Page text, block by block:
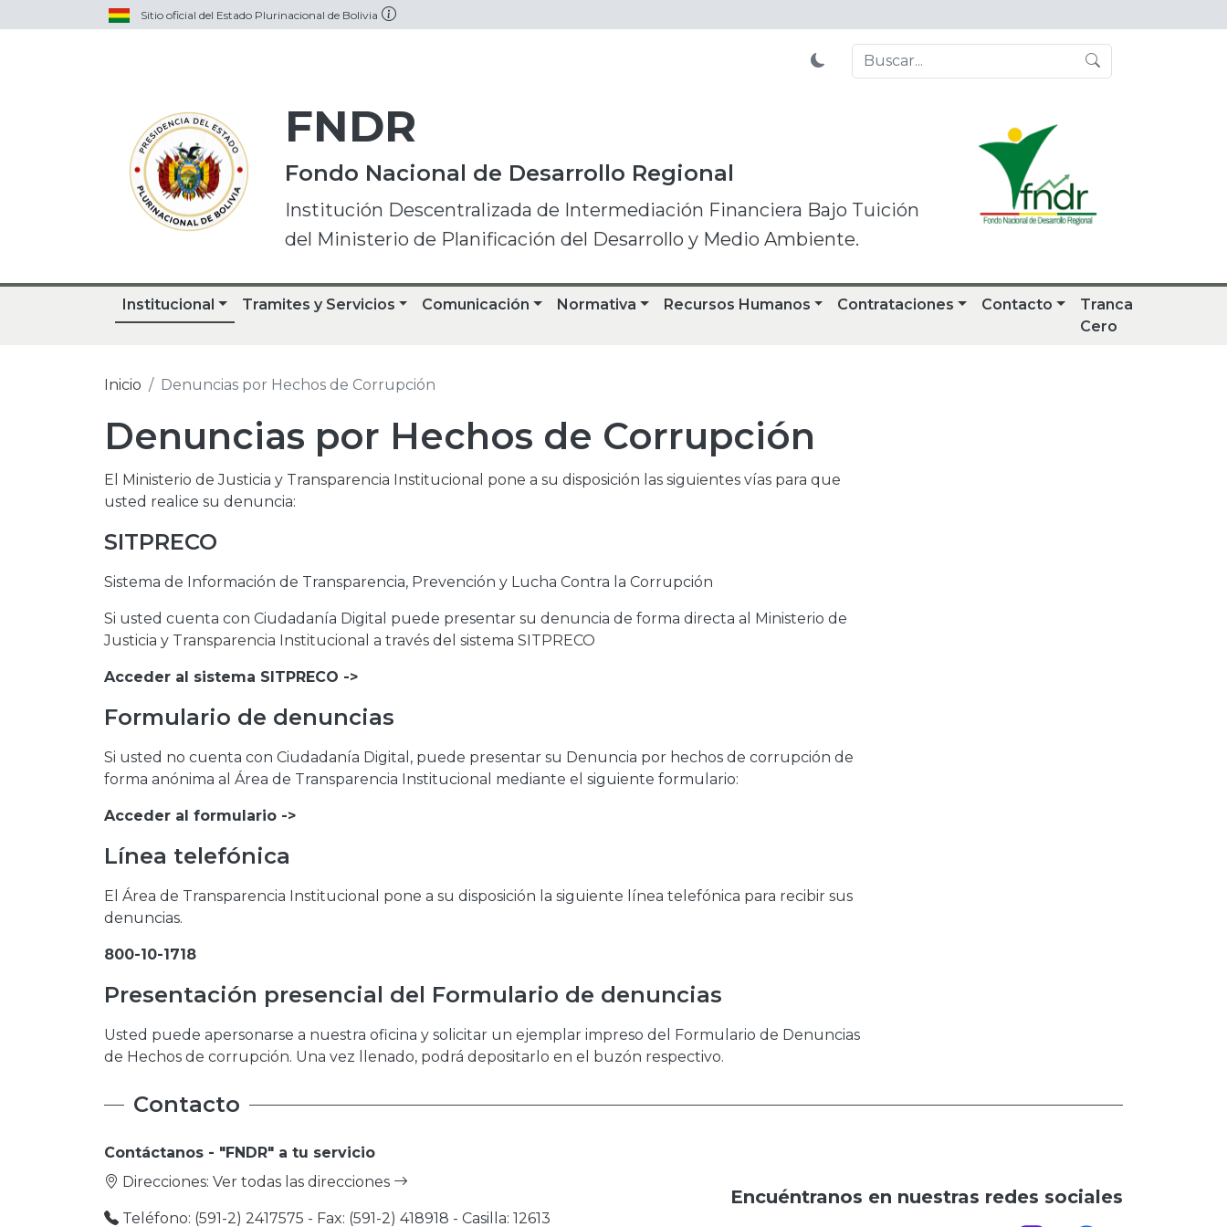
Sitio oficial del Estado Plurinacional de Bolivia
FNDR
Fondo Nacional de Desarrollo Regional
Institución Descentralizada de Intermediación Financiera Bajo Tuición
del Ministerio de Planificación del Desarrollo y Medio Ambiente.
Institucional Tramites y Servicios Comunicación Normativa Recursos Humanos Contrataciones Contacto
Tranca
Cero
Inicio Denuncias por Hechos de Corrupción
Denuncias por Hechos de Corrupción
El Ministerio de Justicia y Transparencia Institucional pone a su disposición las siguientes vías para que
usted realice su denuncia:
SITPRECO
Sistema de Información de Transparencia, Prevención y Lucha Contra la Corrupción
Si usted cuenta con Ciudadanía Digital puede presentar su denuncia de forma directa al Ministerio de
Justicia y Transparencia Institucional a través del sistema SITPRECO
Acceder al sistema SITPRECO ->
Formulario de denuncias
Si usted no cuenta con Ciudadanía Digital, puede presentar su Denuncia por hechos de corrupción de
forma anónima al Área de Transparencia Institucional mediante el siguiente formulario:
Acceder al formulario ->
Línea telefónica
El Área de Transparencia Institucional pone a su disposición la siguiente línea telefónica para recibir sus
denuncias.
800-10-1718
Presentación presencial del Formulario de denuncias
Usted puede apersonarse a nuestra oficina y solicitar un ejemplar impreso del Formulario de Denuncias
de Hechos de corrupción. Una vez llenado, podrá depositarlo en el buzón respectivo.
Contacto
Contáctanos - "FNDR" a tu servicio
Direcciones: Ver todas las direcciones
Teléfono: (591-2) 2417575 - Fax: (591-2) 418918 - Casilla: 12613
Encuéntranos en nuestras redes sociales